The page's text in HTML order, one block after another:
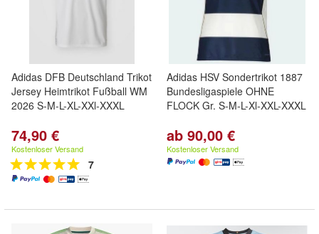
Adidas DFB Deutschland Trikot
Jersey Heimtrikot Fußball WM
2026 S-M-L-XL-XXl-XXXL
74,90 €
Kostenloser Versand
7
Adidas HSV Sondertrikot 1887
Bundesligaspiele OHNE
FLOCK Gr. S-M-L-Xl-XXL-XXXL
ab 90,00 €
Kostenloser Versand